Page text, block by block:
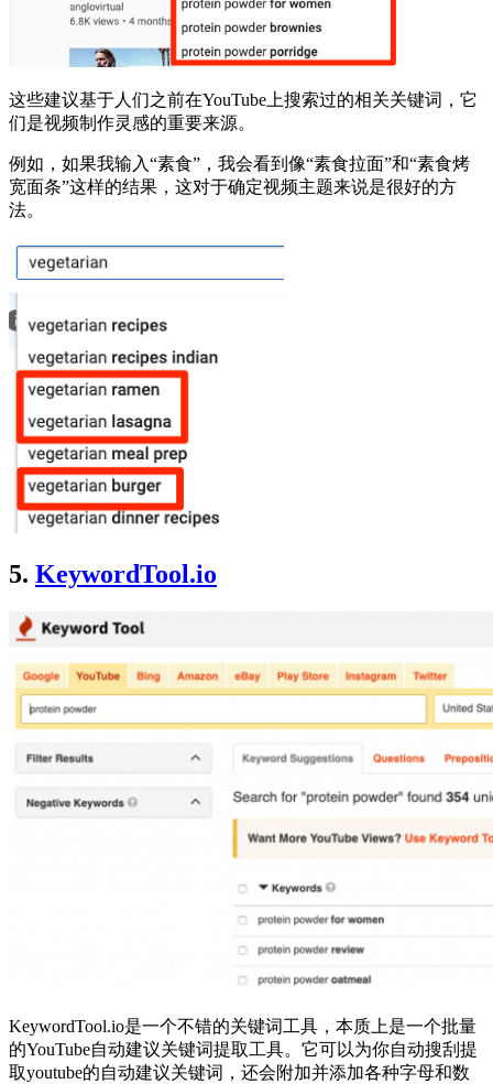
这些建议基于人们之前在YouTube上搜索过的相关关键词，它
们是视频制作灵感的重要来源。
例如，如果我输入“素食”，我会看到像“素食拉面”和“素食烤
宽面条”这样的结果，这对于确定视频主题来说是很好的方
法。
5. KeywordTool.io
KeywordTool.io是一个不错的关键词工具，本质上是一个批量
的YouTube自动建议关键词提取工具。它可以为你自动搜刮提
取youtube的自动建议关键词，还会附加并添加各种字母和数